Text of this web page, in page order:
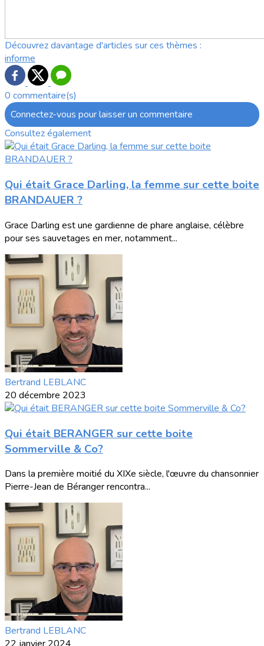
Découvrez davantage d'articles sur ces thèmes :
informe
0 commentaire(s)
Connectez-vous pour laisser un commentaire
Consultez également
Qui était Grace Darling, la femme sur cette boite
BRANDAUER ?
Grace Darling est une gardienne de phare anglaise, célèbre
pour ses sauvetages en mer, notamment...
Bertrand LEBLANC
20 décembre 2023
Qui était BERANGER sur cette boite
Sommerville & Co?
Dans la première moitié du XIXe siècle, l'œuvre du chansonnier
Pierre-Jean de Béranger rencontra...
Bertrand LEBLANC